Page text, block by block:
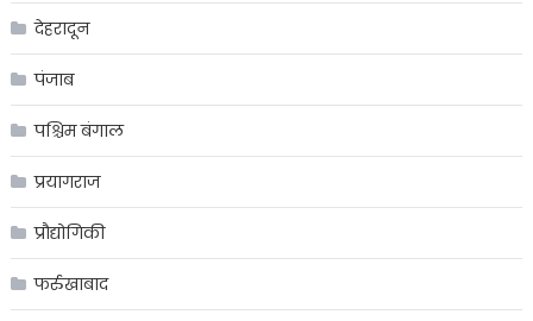
देहरादून
पंजाब
पश्चिम बंगाल
प्रयागराज
प्रौद्योगिकी
फर्रुखाबाद